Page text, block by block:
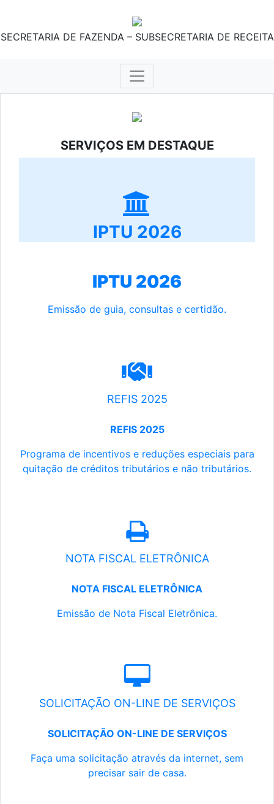
SECRETARIA DE FAZENDA – SUBSECRETARIA DE RECEITA
SERVIÇOS EM DESTAQUE
IPTU 2026
IPTU 2026
Emissão de guia, consultas e certidão.
REFIS 2025
REFIS 2025
Programa de incentivos e reduções especiais para
quitação de créditos tributários e não tributários.
NOTA FISCAL ELETRÔNICA
NOTA FISCAL ELETRÔNICA
Emissão de Nota Fiscal Eletrônica.
SOLICITAÇÃO ON-LINE DE SERVIÇOS
SOLICITAÇÃO ON-LINE DE SERVIÇOS
Faça uma solicitação através da internet, sem
precisar sair de casa.